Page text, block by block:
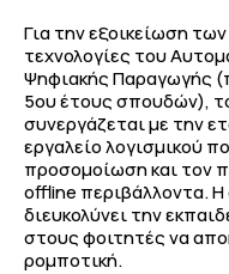
Για την εξοικείωση
τεχνολογίες του
Ψηφιακής Παραγωγής
5ου έτους σπουδών),
συνεργάζεται με την
εργαλείο λογισμικού
προσομοίωση και τον
offline περιβάλλοντα. Η
διευκολύνει την
στους φοιτητές να
ρομποτική.